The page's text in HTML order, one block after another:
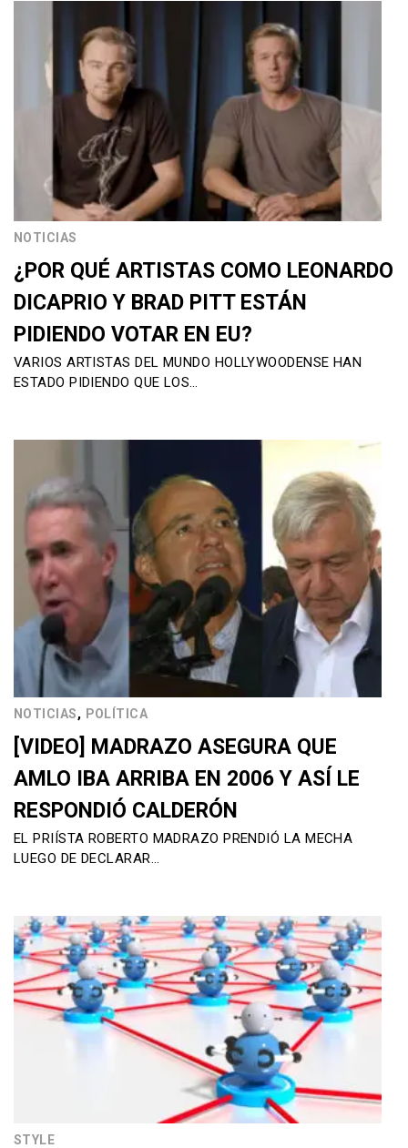
NOTICIAS
¿POR QUÉ ARTISTAS COMO LEONARDO
DICAPRIO Y BRAD PITT ESTÁN
PIDIENDO VOTAR EN EU?
VARIOS ARTISTAS DEL MUNDO HOLLYWOODENSE HAN
ESTADO PIDIENDO QUE LOS…
NOTICIAS, POLÍTICA
[VIDEO] MADRAZO ASEGURA QUE
AMLO IBA ARRIBA EN 2006 Y ASÍ LE
RESPONDIÓ CALDERÓN
EL PRIÍSTA ROBERTO MADRAZO PRENDIÓ LA MECHA
LUEGO DE DECLARAR…
STYLE